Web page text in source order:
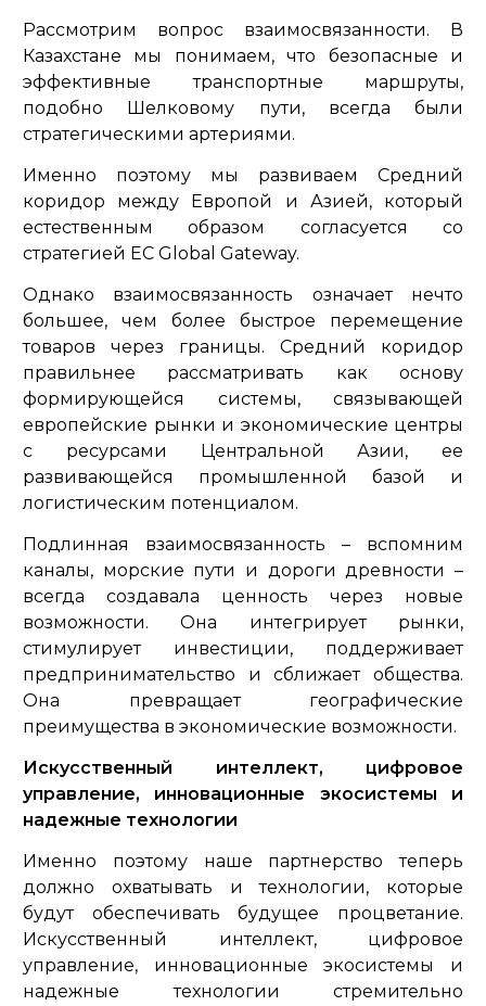
Рассмотрим вопрос взаимосвязанности. В
Казахстане мы понимаем, что безопасные и
эффективные транспортные маршруты,
подобно Шелковому пути, всегда были
стратегическими артериями.
Именно поэтому мы развиваем Средний
коридор между Европой и Азией, который
естественным образом согласуется со
стратегией ЕС Global Gateway.
Однако взаимосвязанность означает нечто
большее, чем более быстрое перемещение
товаров через границы. Средний коридор
правильнее рассматривать как основу
формирующейся системы, связывающей
европейские рынки и экономические центры
с ресурсами Центральной Азии, ее
развивающейся промышленной базой и
логистическим потенциалом.
Подлинная взаимосвязанность – вспомним
каналы, морские пути и дороги древности –
всегда создавала ценность через новые
возможности. Она интегрирует рынки,
стимулирует инвестиции, поддерживает
предпринимательство и сближает общества.
Она превращает географические
преимущества в экономические возможности.
Искусственный интеллект, цифровое
управление, инновационные экосистемы и
надежные технологии
Именно поэтому наше партнерство теперь
должно охватывать и технологии, которые
будут обеспечивать будущее процветание.
Искусственный интеллект, цифровое
управление, инновационные экосистемы и
надежные технологии стремительно